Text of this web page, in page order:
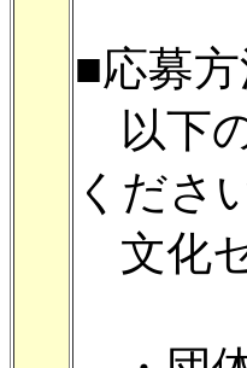
■応募
以下
くださ
文化